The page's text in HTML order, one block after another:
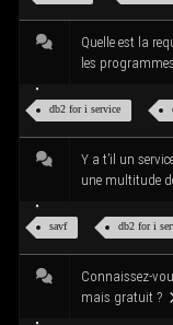
Quelle est la
les
db2 for i service
Y a t’il un
une mul­ti­tude
savf db2 for i
Connais­sez-
mais gratuit ?